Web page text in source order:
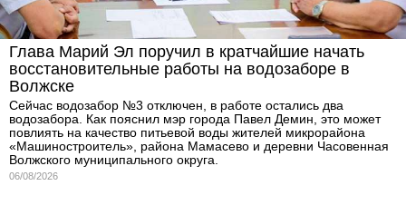
Глава Марий Эл поручил в кратчайшие начать
восстановительные работы на водозаборе в
Волжске
Сейчас водозабор №3 отключен, в работе остались два
водозабора. Как пояснил мэр города Павел Демин, это может
повлиять на качество питьевой воды жителей микрорайона
«Машиностроитель», района Мамасево и деревни Часовенная
Волжского муниципального округа.
06/08/2026